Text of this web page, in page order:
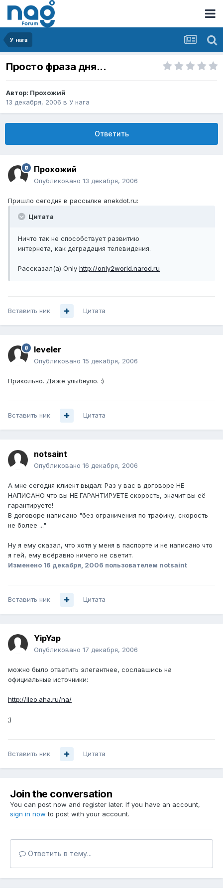
У нага
Просто фраза дня...
Автор: Прохожий
13 декабря, 2006 в У нага
Ответить
Прохожий
Опубликовано 13 декабря, 2006
Пришло сегодня в рассылке anekdot.ru:
Цитата
Ничто так не способствует развитию
интернета, как деградация телевидения.
Рассказал(a) Only http://only2world.narod.ru
Вставить ник Цитата
leveler
Опубликовано 15 декабря, 2006
Прикольно. Даже улыбнуло. :)
Вставить ник Цитата
notsaint
Опубликовано 16 декабря, 2006
А мне сегодня клиент выдал: Раз у вас в договоре НЕ
НАПИСАНО что вы НЕ ГАРАНТИРУЕТЕ скорость, значит вы её
гарантируете!
В договоре написано "без ограничения по трафику, скорость
не более ..."
Ну я ему сказал, что хотя у меня в паспорте и не написано что
я гей, ему всёравно ничего не светит.
Изменено 16 декабря, 2006 пользователем notsaint
Вставить ник Цитата
YipYap
Опубликовано 17 декабря, 2006
можно было ответить элегантнее, сославшись на
официальные источники:
http://lleo.aha.ru/na/
;)
Вставить ник Цитата
Join the conversation
You can post now and register later. If you have an account,
sign in now to post with your account.
Ответить в тему...